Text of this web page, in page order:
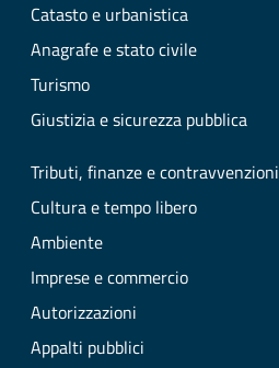
Catasto e urbanistica
Anagrafe e stato civile
Turismo
Giustizia e sicurezza pubblica
Tributi, finanze e contravvenzioni
Cultura e tempo libero
Ambiente
Imprese e commercio
Autorizzazioni
Appalti pubblici